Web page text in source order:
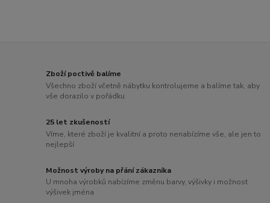
Zboží poctivě balíme
Všechno zboží včetně nábytku kontrolujeme a balíme tak, aby
vše dorazilo v pořádku
25 let zkušeností
Víme, které zboží je kvalitní a proto nenabízíme vše, ale jen to
nejlepší
Možnost výroby na přání zákazníka
U mnoha výrobků nabízíme změnu barvy, výšivky i možnost
výšivek jména